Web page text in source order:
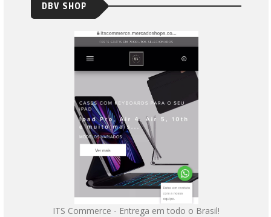
DBV SHOP
ITS Commerce - Entrega em todo o Brasil!